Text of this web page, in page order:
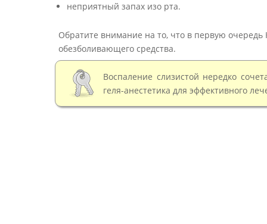
неприятный запах изо рта.
Обратите внимание на то, что в первую очередь
обезболивающего средства.
Воспаление слизистой нередко
геля-анестетика для эффективного